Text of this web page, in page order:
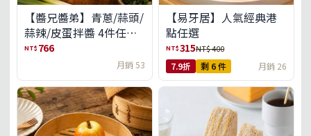
【醬兄醬弟】青蔥/蒜頭/
蒜辣/皮蛋拌醬 4件任選
(免運組)
NT$ 766
月銷 53
【易牙居】人氣經典港
點任選
NT$315NT$ 400
7.9折 剩 6 件 月銷 26